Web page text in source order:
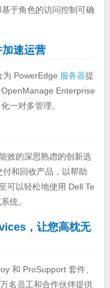
于角色的访问控制可确
速运营
PowerEdge 服务器提
Enterprise
一对多管理。
效的深思熟虑的创新选
和回收产品，以帮助
可以轻松地使用 Dell Te
统。
，让您高枕无
和 ProSupport 套件、
名员工和合作伙伴提供